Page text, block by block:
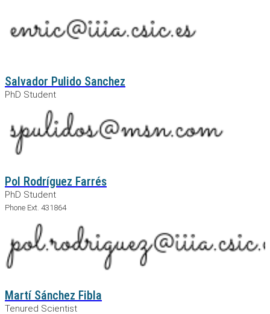
Salvador Pulido Sanchez
PhD Student
Pol Rodríguez Farrés
PhD Student
Phone Ext. 431864
Martí Sánchez Fibla
Tenured Scientist